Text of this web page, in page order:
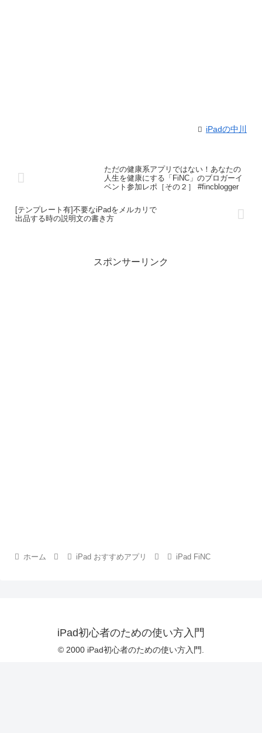
iPadの中川
ただの健康系アプリではない！あなたの
人生を健康にする「FiNC」のブロガーイ
ベント参加レポ［その２］ #fincblogger
[テンプレート有]不要なiPadをメルカリで
出品する時の説明文の書き方
スポンサーリンク
ホーム iPad おすすめアプリ iPad FiNC
iPad初心者のための使い方入門
© 2000 iPad初心者のための使い方入門.